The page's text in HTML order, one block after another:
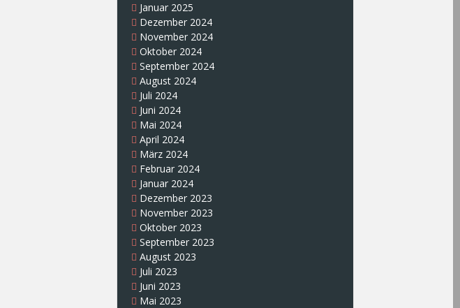
Januar 2025
Dezember 2024
November 2024
Oktober 2024
September 2024
August 2024
Juli 2024
Juni 2024
Mai 2024
April 2024
März 2024
Februar 2024
Januar 2024
Dezember 2023
November 2023
Oktober 2023
September 2023
August 2023
Juli 2023
Juni 2023
Mai 2023